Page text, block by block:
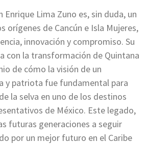
Enrique Lima Zuno es, sin duda, un
orígenes de Cancún e Isla Mujeres,
innovación y compromiso. Su
con la transformación de Quintana
de cómo la visión de un
y patriota fue fundamental para
la selva en uno de los destinos
de México. Este legado,
futuras generaciones a seguir
por un mejor futuro en el Caribe